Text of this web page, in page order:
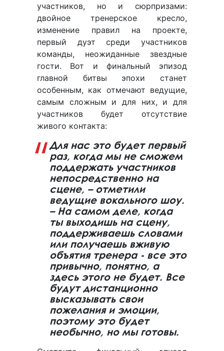
участников, но и сюрпризами:
двойное тренерское кресло,
изменение правил на проекте,
первый дуэт среди участников
команды, неожиданные звездные
гости. Вот и финальный эпизод
главной битвы эпохи станет
особенным, как отмечают ведущие,
самым сложным и для них, и для
участников будет отсутствие
живого контакта:
Для нас это будет первый
раз, когда мы не сможем
поддержать участников
непосредственно на
сцене, – отметили
ведущие вокального шоу.
– На самом деле, когда
ты выходишь на сцену,
поддерживаешь словами
или получаешь вживую
объятия тренера - все это
привычно, понятно, а
здесь этого не будет. Все
будут дистанционно
высказывать свои
пожелания и эмоции,
поэтому это будет
необычно, но мы готовы.